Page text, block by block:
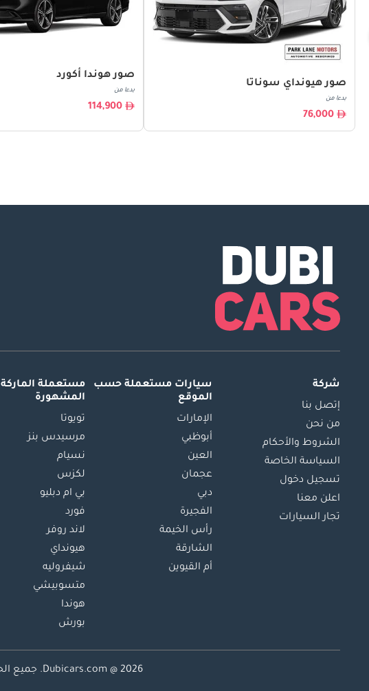
صور هيونداي سوناتا
بدءا من
76,000
صور هوندا أكورد
بدءا من
114,900
شركة
إتصل بنا
من نحن
الشروط والأحكام
السياسة الخاصة
تسجيل دخول
اعلن معنا
تجار السيارات
سيارات مستعملة حسب
الموقع
الإمارات
أبوظبي
العين
عجمان
دبي
الفجيرة
رأس الخيمة
الشارقة
أم القيوين
مستعملة الماركة
المشهورة
تويوتا
مرسيدس بنز
نسيام
لكزس
بي ام دبليو
فورد
لاند روفر
هيونداي
شيفروليه
متسوبيشي
هوندا
بورش
Dubicars.com @ 2026. جميع الحقوق محفوظة.